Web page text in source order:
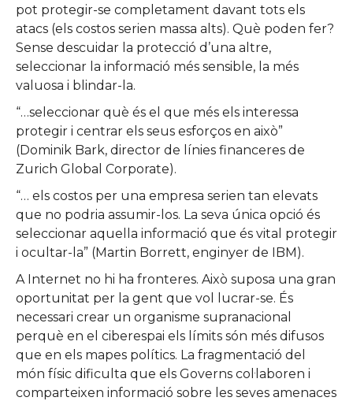
pot protegir-se completament davant tots els
atacs (els costos serien massa alts). Què poden fer?
Sense descuidar la protecció d’una altre,
seleccionar la informació més sensible, la més
valuosa i blindar-la.
“…seleccionar què és el que més els interessa
protegir i centrar els seus esforços en això”
(Dominik Bark, director de línies financeres de
Zurich Global Corporate).
“… els costos per una empresa serien tan elevats
que no podria assumir-los. La seva única opció és
seleccionar aquella informació que és vital protegir
i ocultar-la” (Martin Borrett, enginyer de IBM).
A Internet no hi ha fronteres. Això suposa una gran
oportunitat per la gent que vol lucrar-se. És
necessari crear un organisme supranacional
perquè en el ciberespai els límits són més difusos
que en els mapes polítics. La fragmentació del
món físic dificulta que els Governs col·laboren i
comparteixen informació sobre les seves amenaces